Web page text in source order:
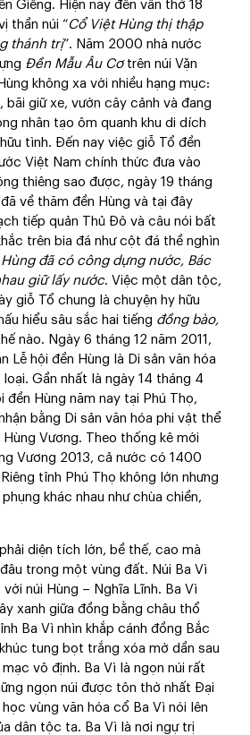
Giếng. Hiện nay đền vẫn thờ 18
thần núi “Cổ Việt Hùng thị thập
thánh trị”. Năm 2000 nhà nước
Đền Mẫu Âu Cơtrên núi Vặn
không xa với nhiều hạng mục:
bãi giữ xe, vườn cây cảnh và đang
nhân tạo ôm quanh khu di dích
tình. Đến nay việc giỗ Tổ đền
Việt Nam chính thức đưa vào
thiêng sao được, ngày 19 tháng
về thăm đền Hùng và tại đây
tiếp quản Thủ Đô và câu nói bất
trên bia đá như cột đá thề nghìn
Hùng đã có công dựng nước, Bác
giữ lấy nước. Việc một dân tộc,
giỗ Tổ chung là chuyện hy hữu
hiểu sâu sắc hai tiếng đồng bào,
nào. Ngày 6 tháng 12 năm 2011,
Lễ hội đền Hùng là Di sản văn hóa
Gần nhất là ngày 14 tháng 4
đền Hùng năm nay tại Phú Thọ,
bằng Di sản văn hóa phi vật thể
Vương. Theo thống kê mới
Vương 2013, cả nước có 1400
tỉnh Phú Thọ không lớn nhưng
khác nhau như chùa chiền,
diện tích lớn, bề thế, cao mà
trong một vùng đất. Núi Ba Vì
núi Hùng – Nghĩa Lĩnh. Ba Vì
xanh giữa đồng bằng châu thổ
Ba Vì nhìn khắp cánh đồng Bắc
tung bọt trắng xóa mờ dần sau
vô định. Ba Vì là ngọn núi rất
ngọn núi được tôn thờ nhất Đại
vùng văn hóa cổ Ba Vì nói lên
dân tộc ta. Ba Vì là nơi ngự trị